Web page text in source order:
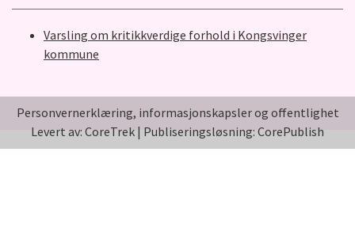
Varsling om kritikkverdige forhold i Kongsvinger
kommune
Personvernerklæring, informasjonskapsler og offentlighet
Levert av: CoreTrek | Publiseringsløsning: CorePublish